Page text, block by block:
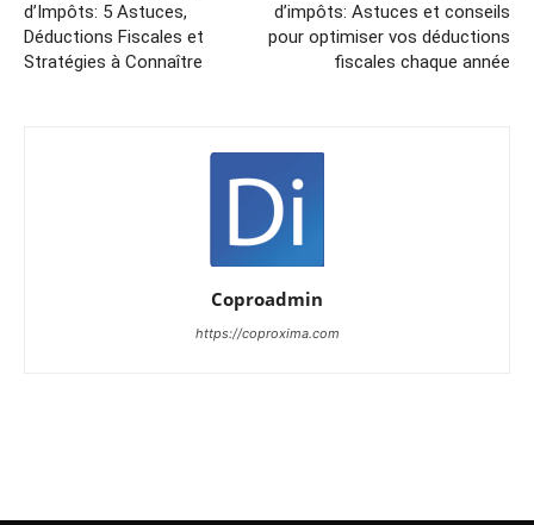
d’Impôts: 5 Astuces,
Déductions Fiscales et
Stratégies à Connaître
d’impôts: Astuces et conseils
pour optimiser vos déductions
fiscales chaque année
Coproadmin
https://coproxima.com